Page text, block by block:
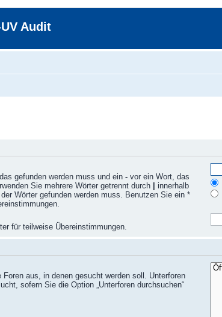
Audit
gefunden werden muss und ein - vor ein Wort, das
Sie mehrere Wörter getrennt durch | innerhalb
Wörter gefunden werden muss. Benutzen Sie ein *
für teilweise Übereinstimmungen.
aus, in denen gesucht werden soll. Unterforen
sofern Sie die Option „Unterforen durchsuchen“